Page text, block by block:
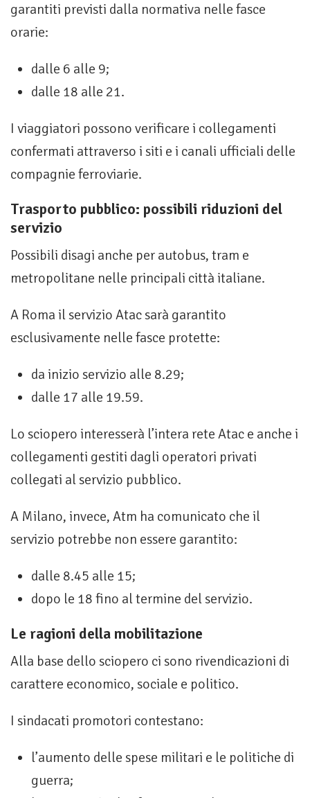
garantiti previsti dalla normativa nelle fasce
orarie:
dalle 6 alle 9;
dalle 18 alle 21.
I viaggiatori possono verificare i collegamenti
confermati attraverso i siti e i canali ufficiali delle
compagnie ferroviarie.
Trasporto pubblico: possibili riduzioni del
servizio
Possibili disagi anche per autobus, tram e
metropolitane nelle principali città italiane.
A Roma il servizio Atac sarà garantito
esclusivamente nelle fasce protette:
da inizio servizio alle 8.29;
dalle 17 alle 19.59.
Lo sciopero interesserà l’intera rete Atac e anche i
collegamenti gestiti dagli operatori privati
collegati al servizio pubblico.
A Milano, invece, Atm ha comunicato che il
servizio potrebbe non essere garantito:
dalle 8.45 alle 15;
dopo le 18 fino al termine del servizio.
Le ragioni della mobilitazione
Alla base dello sciopero ci sono rivendicazioni di
carattere economico, sociale e politico.
I sindacati promotori contestano:
l’aumento delle spese militari e le politiche di
guerra;